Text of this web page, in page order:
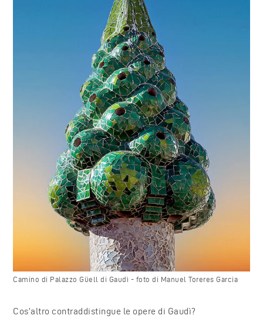
Camino di Palazzo Güell di Gaudì - foto di Manuel Toreres Garcia
Cos’altro contraddistingue le opere di Gaudì?